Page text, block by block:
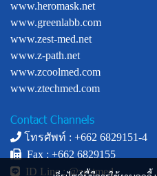
www.heromask.net
www.greenlabb.com
www.zest-med.net
www.z-path.net
www.zcoolmed.com
www.ztechmed.com
Contact Channels
โทรศัพท์ : +662 6829151-4
Fax : +662 6829155
ID Line :@zestmed